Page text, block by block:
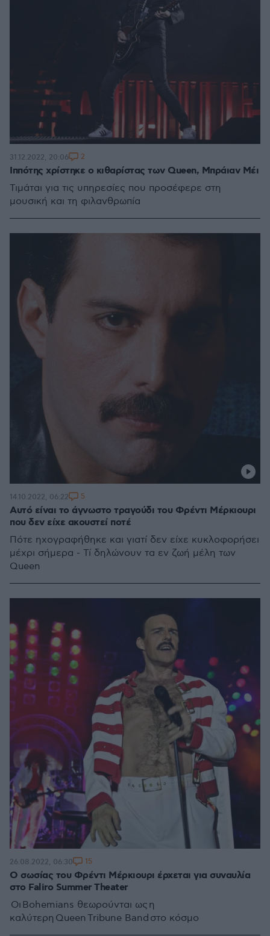
Ιππότης χρίστηκε ο κιθαρίστας των Queen, Μπράιαν Μέι
Τιμάται για τις υπηρεσίες που προσέφερε στη
μουσική και τη φιλανθρωπία
31.12.2022, 20:06 2
Αυτό είναι το άγνωστο τραγούδι του Φρέντι Μέρκιουρι
που δεν είχε ακουστεί ποτέ
Πότε ηχογραφήθηκε και γιατί δεν είχε κυκλοφορήσει
μέχρι σήμερα - Τί δηλώνουν τα εν ζωή μέλη των
Queen
14.10.2022, 06:22 5
O σωσίας του Φρέντι Μέρκιουρι έρχεται για συναυλία
στο Faliro Summer Theater
Οι Bohemians θεωρούνται ως η
καλύτερη Queen Tribune Band στο κόσμο
26.08.2022, 06:30 15